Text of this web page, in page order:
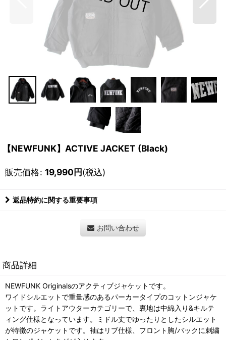
【NEWFUNK】ACTIVE JACKET (Black)
販売価格: 19,990円(税込)
返品特約に関する重要事項
お問い合わせ
商品詳細
NEWFUNK Originalsのアクティブジャケットです。
ワイドシルエットで重量感のあるパーカータイプのコットンジャケ
ットです。ライトアウターカテゴリーで、裏地は中綿入り&キルテ
ィング仕様となっています。ミドル丈でゆったりとしたシルエット
が特徴のジャケットです。袖はリブ仕様、フロント胸/バックに刺繍